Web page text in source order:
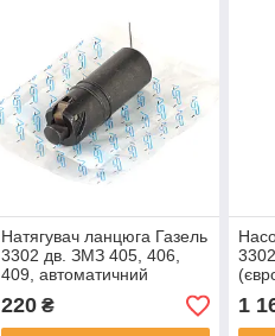
Натягувач ланцюга Газель
3302 дв. ЗМЗ 405, 406,
409, автоматичний
ЄВРО-2 з індикатором
(CT360003) (ASR)
220₴ 1